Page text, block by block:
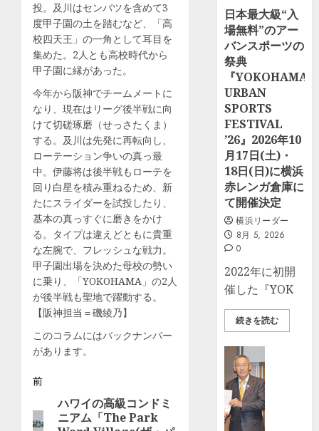
投。及川はセンバツを含めて3
度甲子園の土を踏むなど、「高
校四天王」の一角として耳目を
集めた。2人とも高校時代から
甲子園に縁があった。
今年から阪神でチームメートに
なり、現在はリーグ後半戦に向
けて切磋琢磨（せっさたくま）
する。及川は先発に再転向し、
ローテーション争いの真っ最
中。伊藤将は後半戦もローテを
回り白星を積み重ねるため、新
たにスライダーを試投したり、
基本の真っすぐに磨きをかけ
る。タイプは違えどともに貴重
な左腕で、フレッシュな戦力。
甲子園出場を決めた母校の勢い
に乗り、「YOKOHAMA」の2人
が後半戦も聖地で躍動する。
【阪神担当＝磯綾乃】
このコラムにはバックナンバー
があります。
投
稿
前
の
ハワイの高級コンドミ
ニアム「The Park
日本最大級“入
場無料”のアー
バンスポーツの
祭典
『YOKOHAMA
URBAN
SPORTS
FESTIVAL
’26』2026年10
月17日(土)・
18日(日)に横浜
赤レンガ倉庫に
て開催決定
横浜リーダー
8月 5, 2026
0
2022年に初開
催した『YOK
続きを読む